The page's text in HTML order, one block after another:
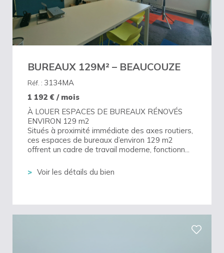
BUREAUX 129M² – BEAUCOUZE
Réf. : 3134MA
1 192 € / mois
À LOUER ESPACES DE BUREAUX RÉNOVÉS
ENVIRON 129 m2
Situés à proximité immédiate des axes routiers,
ces espaces de bureaux d’environ 129 m2
offrent un cadre de travail moderne, fonctionn...
Voir les détails du bien